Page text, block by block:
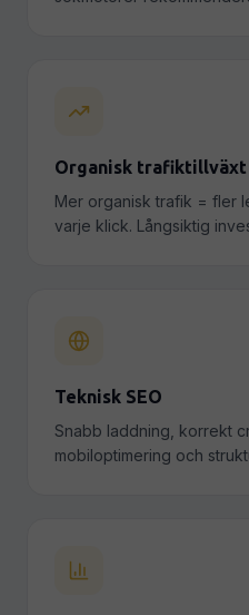
Organisk trafiktillväxt
Mer organisk trafik = fler
varje klick. Långsiktig
Teknisk SEO
Snabb laddning, korrekt
mobiloptimering och